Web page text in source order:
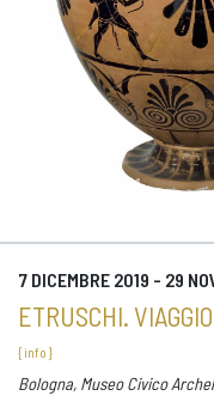
7 DICEMBRE 2019 - 29
ETRUSCHI.
{ info }
Bologna, Museo Civico